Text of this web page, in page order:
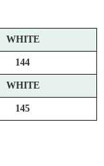
WHITE
144
WHITE
145